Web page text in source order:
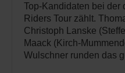
Top-Kandidaten bei
Riders Tour zählt.
Christoph Lanske
Maack (Kirch-
Wulschner runden das